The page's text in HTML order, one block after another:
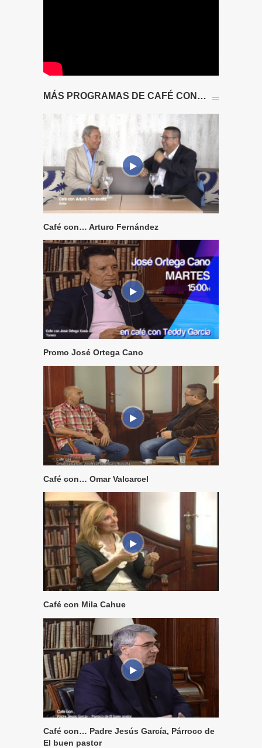
MÁS PROGRAMAS DE CAFÉ CON…
Café con… Arturo Fernández
Promo José Ortega Cano
Café con… Omar Valcarcel
Café con Mila Cahue
Café con… Padre Jesús García, Párroco de
El buen pastor